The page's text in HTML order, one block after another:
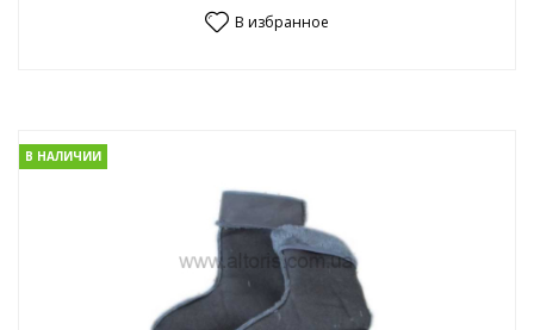
В избранное
В НАЛИЧИИ